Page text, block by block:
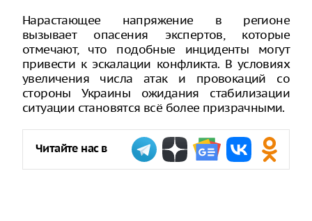
Нарастающее напряжение в регионе
вызывает опасения экспертов, которые
отмечают, что подобные инциденты могут
привести к эскалации конфликта. В условиях
увеличения числа атак и провокаций со
стороны Украины ожидания стабилизации
ситуации становятся всё более призрачными.
Читайте нас в